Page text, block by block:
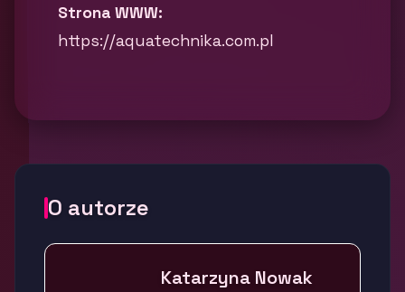
Strona WWW:
https://aquatechnika.com.pl
O autorze
Katarzyna Nowak